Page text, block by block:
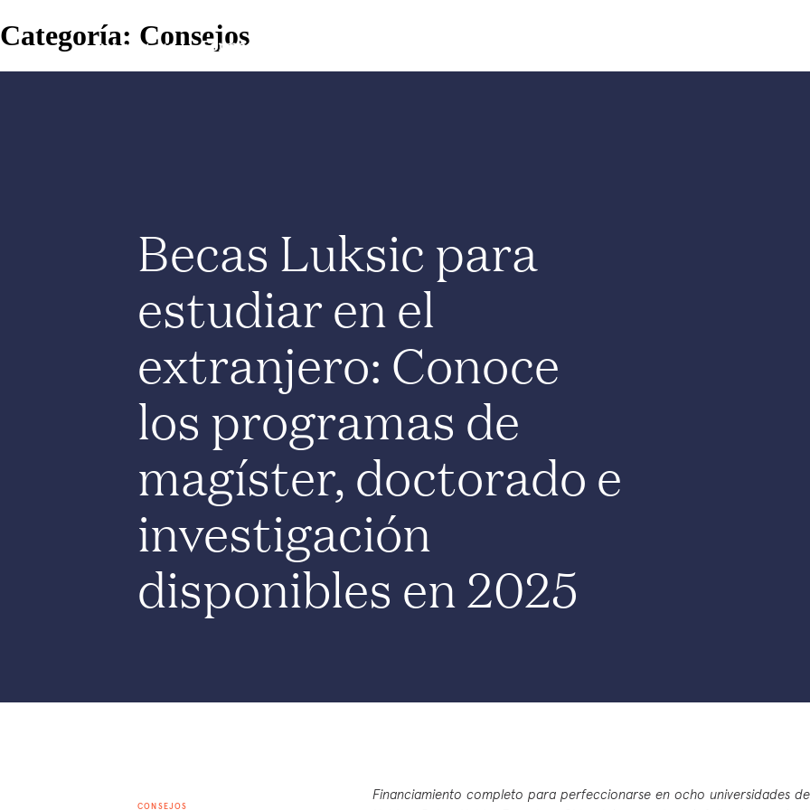
Categoría: Consejos
Becas Luksic para
estudiar en el
extranjero: Conoce
los programas de
magíster, doctorado e
investigación
disponibles en 2025
CONSEJOS
Financiamiento completo para perfeccionarse en ocho universidades